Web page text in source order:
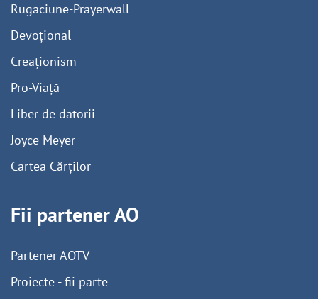
Rugaciune-Prayerwall
Devoțional
Creaționism
Pro-Viață
Liber de datorii
Joyce Meyer
Cartea Cărților
Fii partener AO
Partener AOTV
Proiecte - fii parte